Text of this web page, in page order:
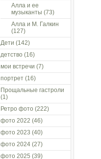
Алла и ее
музыканты (73)
Алла и М. Галкин
(127)
Дети (142)
детство (16)
мои встречи (7)
портрет(16)
Прощальные гастроли
(1)
Ретро фото (222)
фото 2022 (46)
фото 2023 (40)
фото 2024(27)
фото 2025 (39)